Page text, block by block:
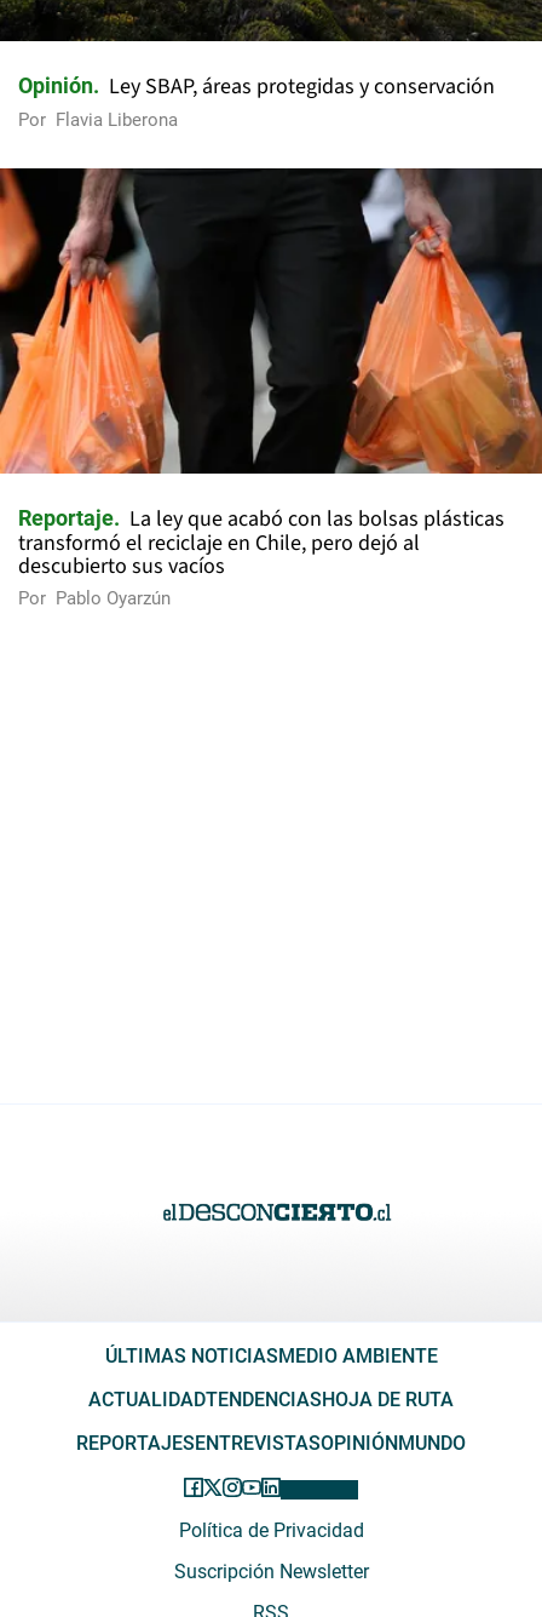
Opinión Ley SBAP, áreas protegidas y conservación
Por Flavia Liberona
Reportaje
La ley que acabó con las bolsas plásticas
transformó el reciclaje en Chile, pero dejó al
descubierto sus vacíos
Por Pablo Oyarzún
ÚLTIMAS NOTICIASMEDIO AMBIENTE
ACTUALIDADTENDENCIASHOJA DE RUTA
REPORTAJESENTREVISTASOPINIÓNMUNDO
Política de Privacidad
Suscripción Newsletter